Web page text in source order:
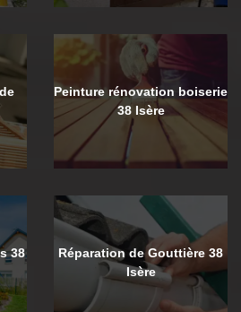
Peinture rénovation boiserie
38 Isère
38
Réparation de Gouttière 38
Isère